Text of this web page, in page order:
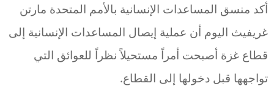
أكد منسق المساعدات الإنسانية بالأمم المتحدة مارتن
غريفيث اليوم أن عملية إيصال المساعدات الإنسانية إلى
قطاع غزة أصبحت أمراً مستحيلاً نظراً للعوائق التي
تواجهها قبل دخولها إلى القطاع.